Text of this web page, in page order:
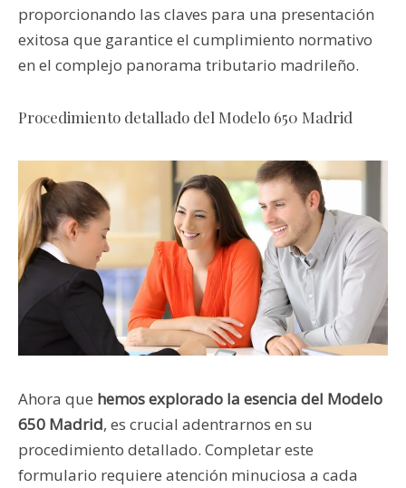
proporcionando las claves para una presentación
exitosa que garantice el cumplimiento normativo
en el complejo panorama tributario madrileño.
Procedimiento detallado del Modelo 650 Madrid
Ahora que hemos explorado la esencia del Modelo
650 Madrid, es crucial adentrarnos en su
procedimiento detallado. Completar este
formulario requiere atención minuciosa a cada